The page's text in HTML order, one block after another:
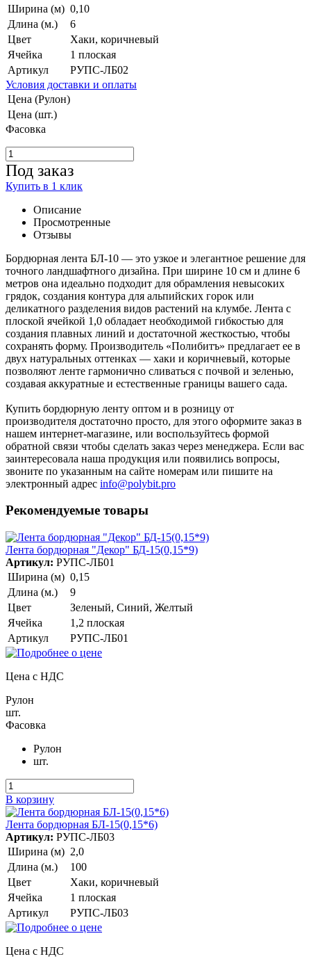
Ширина (м) 0,10
Длина (м.)
6
Цвет
Хаки, коричневый
Ячейка
1 плоская
Артикул
РУПС-ЛБ02
Условия доставки и оплаты
Цена (Рулон)
Цена (шт.)
Фасовка
Под заказ
Купить в 1 клик
Описание
Просмотренные
Отзывы
Бордюрная лента БЛ-10 — это узкое и элегантное решение для
точного ландшафтного дизайна. При ширине 10 см и длине 6
метров она идеально подходит для обрамления невысоких
грядок, создания контура для альпийских горок или
деликатного разделения видов растений на клумбе. Лента с
плоской ячейкой 1,0 обладает необходимой гибкостью для
создания плавных линий и достаточной жесткостью, чтобы
сохранять форму. Производитель «Полибитъ» предлагает ее в
двух натуральных оттенках — хаки и коричневый, которые
позволяют ленте гармонично сливаться с почвой и зеленью,
создавая аккуратные и естественные границы вашего сада.
Купить бордюрную ленту оптом и в розницу от
производителя достаточно просто, для этого оформите заказ в
нашем интернет-магазине, или воспользуйтесь формой
обратной связи чтобы сделать заказ через менеджера. Если вас
заинтересовала наша продукция или появились вопросы,
звоните по указанным на сайте номерам или пишите на
электронный адрес info@polybit.pro
Рекомендуемые товары
Лента бордюрная "Декор" БД-15(0,15*9)
Артикул: РУПС-ЛБ01
Ширина (м) 0,15
Длина (м.)
9
Цвет
Зеленый, Синий, Желтый
Ячейка
1,2 плоская
Артикул
РУПС-ЛБ01
Цена с НДС
Рулон
шт.
Фасовка
Рулон
шт.
В корзину
Лента бордюрная БЛ-15(0,15*6)
Артикул: РУПС-ЛБ03
Ширина (м) 2,0
Длина (м.)
100
Цвет
Хаки, коричневый
Ячейка
1 плоская
Артикул
РУПС-ЛБ03
Цена с НДС